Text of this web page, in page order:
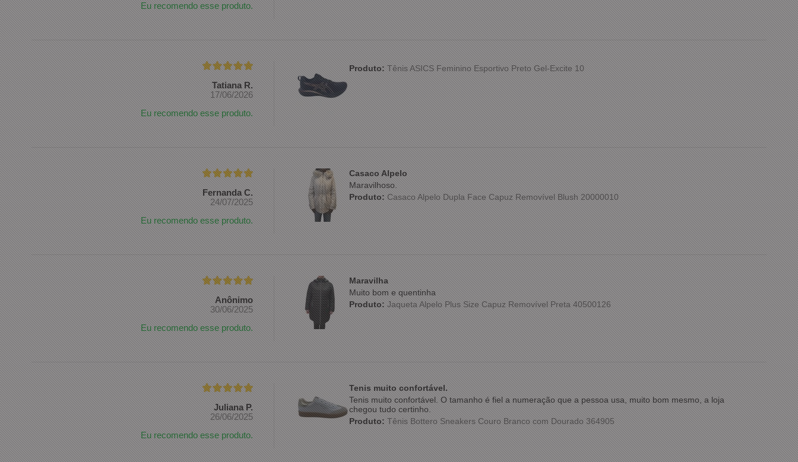
Eu recomendo esse produto.
Tatiana R.
17/06/2026
Eu recomendo esse produto.
Produto:Tênis ASICS Feminino Esportivo Preto Gel-Excite 10
Fernanda C.
24/07/2025
Eu recomendo esse produto.
Casaco Alpelo
Maravilhoso.
Produto:Casaco Alpelo Dupla Face Capuz Removível Blush 20000010
Anônimo
30/06/2025
Eu recomendo esse produto.
Maravilha
Muito bom e quentinha
Produto:Jaqueta Alpelo Plus Size Capuz Removível Preta 40500126
Juliana P.
26/06/2025
Eu recomendo esse produto.
Tenis muito confortável.
Tenis muito confortável. O tamanho é fiel a numeração que a pessoa usa, muito bom mesmo, a loja
chegou tudo certinho.
Produto:Tênis Bottero Sneakers Couro Branco com Dourado 364905